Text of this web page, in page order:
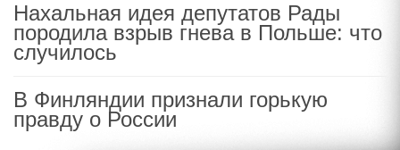
Нахальная идея депутатов Рады
породила взрыв гнева в Польше: что
случилось
В Финляндии признали горькую
правду о России